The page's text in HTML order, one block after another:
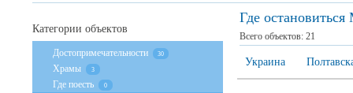
Где
Всего объектов: 21
Украина
Категории объектов
Достопримечательности 30
Храмы 3
Где поесть 0